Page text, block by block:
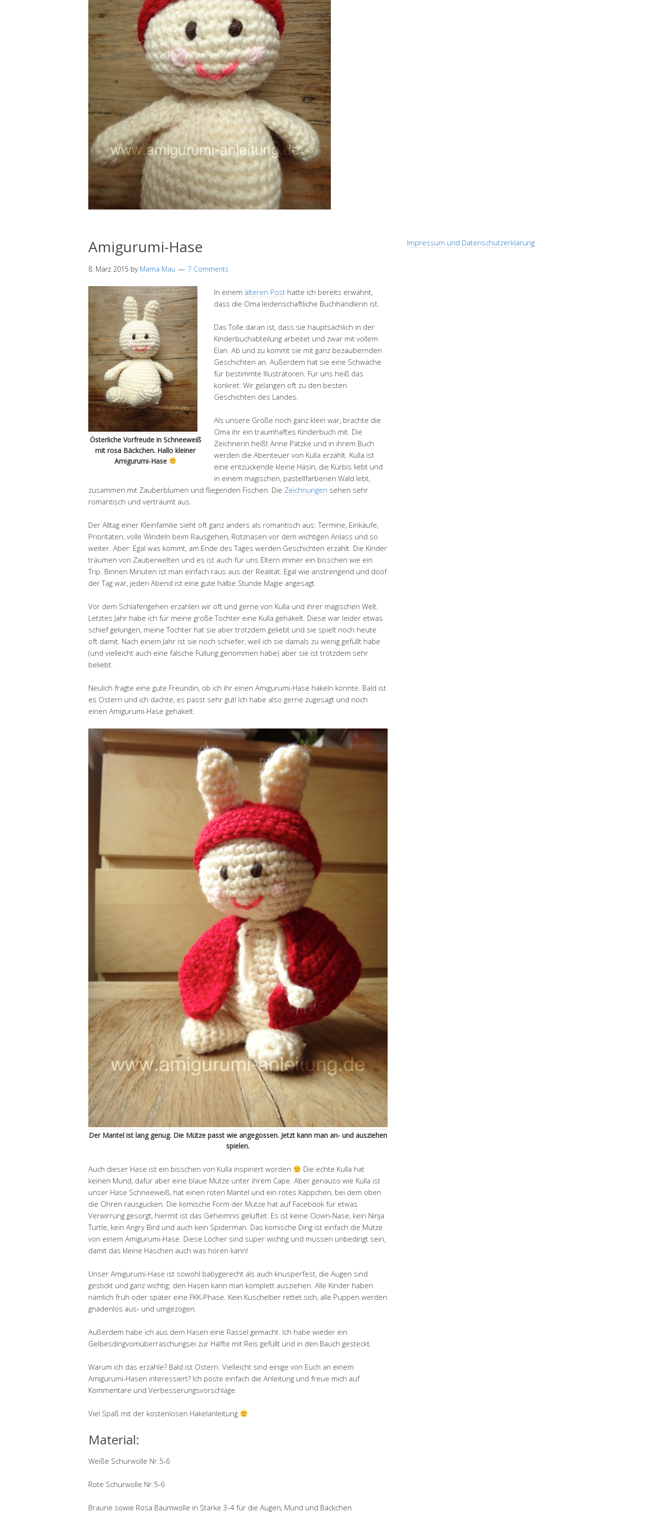
Amigurumi-Hase
8. März 2015 by Mama Mau 7 Comments
Österliche Vorfreude in Schneeweiß
mit rosa Bäckchen. Hallo kleiner
Amigurumi-Hase
In einem älteren Post hatte ich bereits erwähnt,
dass die Oma leidenschaftliche Buchhändlerin ist.
Das Tolle daran ist, dass sie hauptsächlich in der
Kinderbuchabteilung arbeitet und zwar mit vollem
Elan. Ab und zu kommt sie mit ganz bezaubernden
Geschichten an. Außerdem hat sie eine Schwäche
für bestimmte Illustratoren. Für uns heiß das
konkret: Wir gelangen oft zu den besten
Geschichten des Landes.
Als unsere Große noch ganz klein war, brachte die
Oma ihr ein traumhaftes Kinderbuch mit. Die
Zeichnerin heißt Anne Pätzke und in ihrem Buch
werden die Abenteuer von Kulla erzählt. Kulla ist
eine entzückende kleine Häsin, die Kürbis liebt und
in einem magischen, pastellfarbenen Wald lebt,
zusammen mit Zauberblumen und fliegenden Fischen. Die Zeichnungen sehen sehr
romantisch und verträumt aus.
Der Alltag einer Kleinfamilie sieht oft ganz anders als romantisch aus: Termine, Einkäufe,
Prioritäten, volle Windeln beim Rausgehen, Rotznasen vor dem wichtigen Anlass und so
weiter. Aber: Egal was kommt, am Ende des Tages werden Geschichten erzählt. Die Kinder
träumen von Zauberwelten und es ist auch für uns Eltern immer ein bisschen wie ein
Trip. Binnen Minuten ist man einfach raus aus der Realität. Egal wie anstrengend und doof
der Tag war, jeden Abend ist eine gute halbe Stunde Magie angesagt.
Vor dem Schlafengehen erzählen wir oft und gerne von Kulla und ihrer magischen Welt.
Letztes Jahr habe ich für meine große Tochter eine Kulla gehäkelt. Diese war leider etwas
schief gelungen, meine Tochter hat sie aber trotzdem geliebt und sie spielt noch heute
oft damit. Nach einem Jahr ist sie noch schiefer, weil ich sie damals zu wenig gefüllt habe
(und vielleicht auch eine falsche Füllung genommen habe) aber sie ist trotzdem sehr
beliebt.
Neulich fragte eine gute Freundin, ob ich ihr einen Amigurumi-Hase häkeln könnte. Bald ist
es Ostern und ich dachte, es passt sehr gut! Ich habe also gerne zugesagt und noch
einen Amigurumi-Hase gehäkelt.
Der Mantel ist lang genug. Die Mütze passt wie angegossen. Jetzt kann man an- und ausziehen
spielen.
Auch dieser Hase ist ein bisschen von Kulla inspiriert worden
Die echte Kulla hat
keinen Mund, dafür aber eine blaue Mütze unter ihrem Cape. Aber genauso wie Kulla ist
unser Hase Schneeweiß, hat einen roten Mantel und ein rotes Käppchen, bei dem oben
die Ohren rausgucken. Die komische Form der Mütze hat auf Facebook für etwas
Verwirrung gesorgt, hiermit ist das Geheimnis gelüftet: Es ist keine Clown-Nase, kein Ninja
Turtle, kein Angry Bird und auch kein Spiderman. Das komische Ding ist einfach die Mütze
von einem Amigurumi-Hase. Diese Löcher sind super wichtig und müssen unbedingt sein,
damit das kleine Häschen auch was hören kann!
Unser Amigurumi-Hase ist sowohl babygerecht als auch knusperfest, die Augen sind
gestickt und ganz wichtig: den Hasen kann man komplett ausziehen. Alle Kinder haben
nämlich früh oder später eine FKK-Phase. Kein Kuscheltier rettet sich, alle Puppen werden
gnadenlos aus- und umgezogen.
Außerdem habe ich aus dem Hasen eine Rassel gemacht. Ich habe wieder ein
Gelbesdingvomüberraschungsei zur Hälfte mit Reis gefüllt und in den Bauch gesteckt.
Warum ich das erzähle? Bald ist Ostern. Vielleicht sind einige von Euch an einem
Amigurumi-Hasen interessiert? Ich poste einfach die Anleitung und freue mich auf
Kommentare und Verbesserungsvorschläge.
Viel Spaß mit der kostenlosen Häkelanleitung
Material:
Weiße Schurwolle Nr.5-6
Rote Schurwolle Nr.5-6
Braune sowie Rosa Baumwolle in Stärke 3-4 für die Augen, Mund und Bäckchen
Impressum und Datenschutzerklärung